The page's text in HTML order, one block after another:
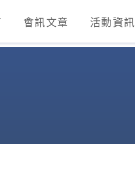
會訊文章 活動資訊